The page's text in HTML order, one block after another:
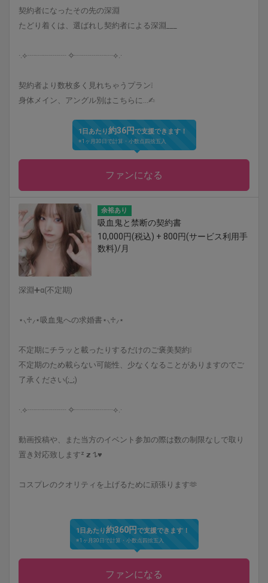
契約者になったその先の深淵
たどり着くは、選ばれし契約者による深淵___
·.⟡┈┈┈┈┈︎ ✧┈┈┈┈┈⟡.·
契約者より数枚多く見れちゃうプラン❕
身体メイン、アングル別はこちらに...✍︎
1日あたり約36円 で支援できます！
※1ヶ月30日で計算・小数点四捨五入
ファンになる
余裕あり
吸血鬼と禁断の契約書
10,000円(税込) + 800円(サービス利用手
数料)/月
深淵➕α(不定期)
⋆⸜♱⸝‍⋆吸血鬼への求婚書⋆⸜♱⸝‍⋆
不定期にチラッと載ったりするだけのご褒美契約❕
不定期のため載らない可能性、少なくなることがありますのでご
了承ください(;_;)
·.⟡┈┈┈┈┈︎ ✧┈┈┈┈┈⟡.·
動画投稿や、また当方のイベント参加の際は数の制限なしで取り
置き対応致しますᶻ 𝘇 𐰁♥
コスプレのクオリティを上げるために頑張ります🫶
1日あたり約360円 で支援できます！
※1ヶ月30日で計算・小数点四捨五入
ファンになる